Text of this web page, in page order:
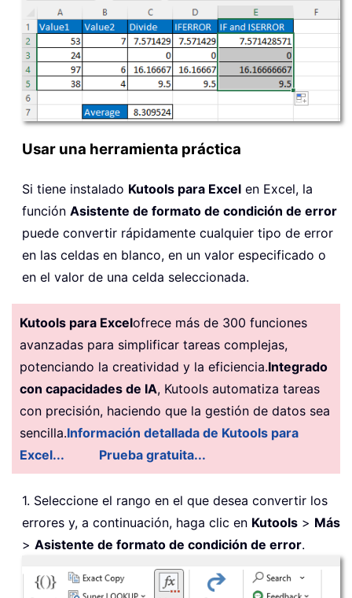
Usar una herramienta práctica
Si tiene instalado Kutools para Excel en Excel, la
función Asistente de formato de condición de error
puede convertir rápidamente cualquier tipo de error
en las celdas en blanco, en un valor especificado o
en el valor de una celda seleccionada.
Kutools para Excelofrece más de 300 funciones
avanzadas para simplificar tareas complejas,
potenciando la creatividad y la eficiencia.Integrado
con capacidades de IA, Kutools automatiza tareas
con precisión, haciendo que la gestión de datos sea
sencilla.Información detallada de Kutools para
Excel...
Prueba gratuita...
1. Seleccione el rango en el que desea convertir los
errores y, a continuación, haga clic en Kutools > Más
> Asistente de formato de condición de error.